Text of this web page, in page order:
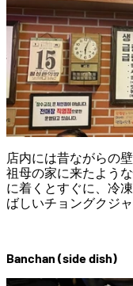
店内には昔ながらの
祖母の家に来たよう
に着くとすぐに、冷
ばしいチョングクジ
Banchan (side dish)